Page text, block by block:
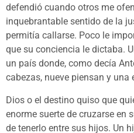
defendió cuando otros me
inquebrantable sentido de la
permitía callarse. Poco le
que su conciencia le dictaba.
un país donde, como decía
cabezas, nueve piensan y una
Dios o el destino quiso que
enorme suerte de cruzarse en
de tenerlo entre sus hijos. Un